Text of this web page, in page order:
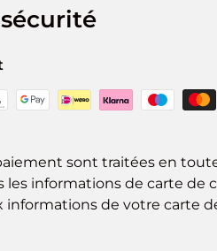
sont traitées en
les informations de carte de
informations de votre carte